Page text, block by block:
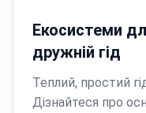
Екосистеми
дружній гід
Теплий, простий
Дізнайтеся про